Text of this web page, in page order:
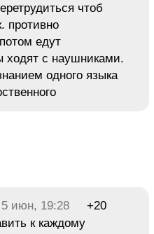
чтоб
противно
едут
ходят с наушниками.
одного языка
5 июн, 19:28
+20
к каждому